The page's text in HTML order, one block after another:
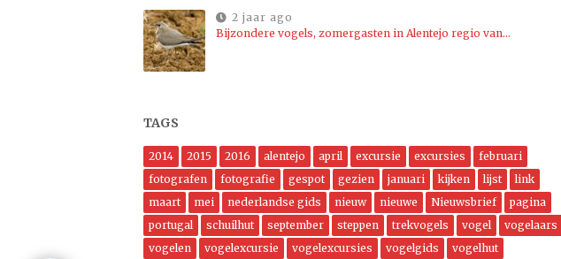
2 jaar ago
Bijzondere vogels, zomergasten in Alentejo regio van…
TAGS
2014 2015 2016 alentejo april excursie excursies
februari
fotografen
fotografie gespot gezien januari kijken lijst
link
maart
mei nederlandse gids nieuw nieuwe Nieuwsbrief
pagina
portugal
schuilhut september steppen trekvogels vogel
vogelaars
vogelen
vogelexcursie vogelexcursies vogelgids vogelhut